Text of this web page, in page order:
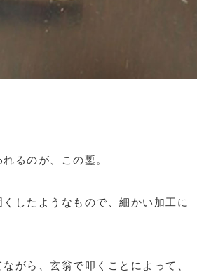
るのが、この鏨。
したようなもので、細かい加工に
がら、玄翁で叩くことによって、